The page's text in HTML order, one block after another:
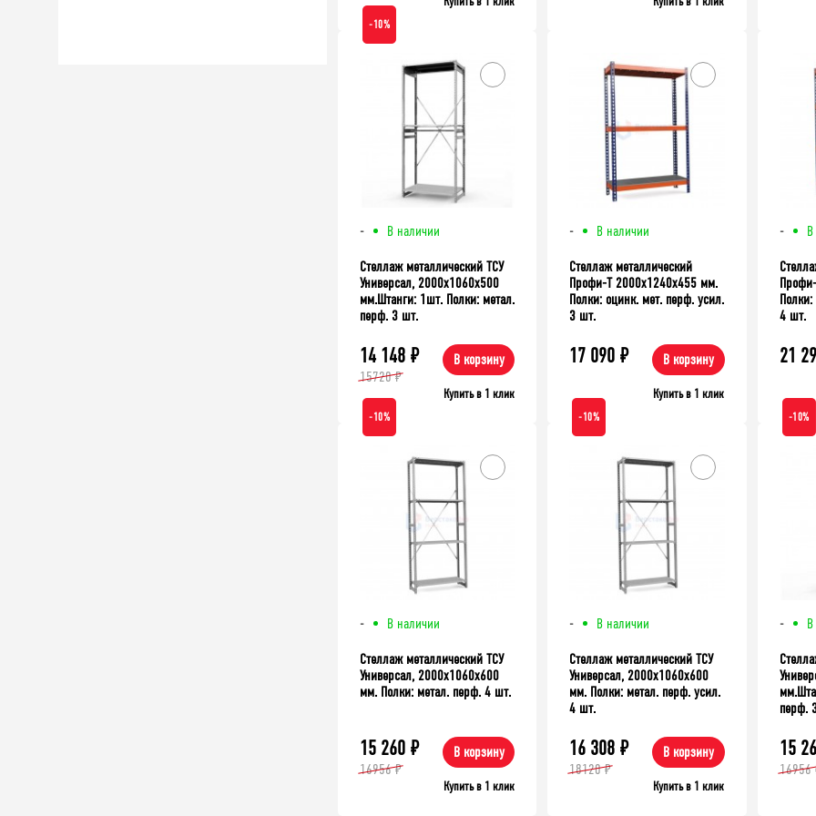
Стеллаж металлический ТСУ Универсал,
2000x1060x300 мм. Полки: метал. 4 шт.
-10%
- В наличии
Стеллаж металлический ТСУ
Универсал, 2000x1060x500
мм.Штанги: 1шт. Полки: метал.
перф. 3 шт.
14 148 ₽
15720 ₽
В корзину
Купить в 1 клик
- В наличии
Стеллаж металлический
Профи-Т 2000x1240x455 мм.
Полки: оцинк. мет. перф. усил.
3 шт.
17 090 ₽ В корзину
Купить в 1 клик
-
4 шт.
21
-10%
- В наличии
Стеллаж металлический ТСУ
Универсал, 2000x1060x600
мм. Полки: метал. перф. 4 шт.
15 260 ₽
16956 ₽
В корзину
Купить в 1 клик
-10%
- В наличии
Стеллаж металлический ТСУ
Универсал, 2000x1060x600
мм. Полки: метал. перф. усил.
4 шт.
16 308 ₽
18120 ₽
В корзину
Купить в 1 клик
-10%
-
перф.
15
16956